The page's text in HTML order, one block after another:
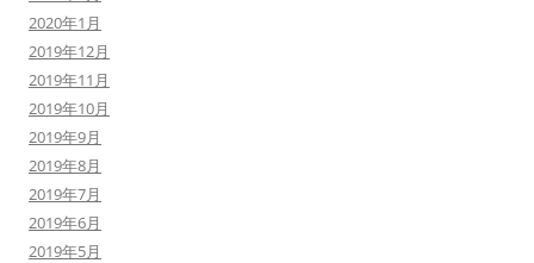
2020年1月
2019年12月
2019年11月
2019年10月
2019年9月
2019年8月
2019年7月
2019年6月
2019年5月